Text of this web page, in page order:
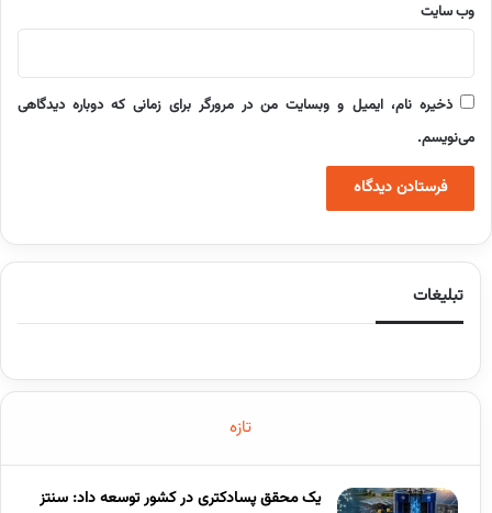
وب‌ سایت
ذخیره نام، ایمیل و وبسایت من در مرورگر برای زمانی که دوباره دیدگاهی
می‌نویسم.
تبلیغات
تازه
یک محقق پسادکتری در کشور توسعه داد: سنتز